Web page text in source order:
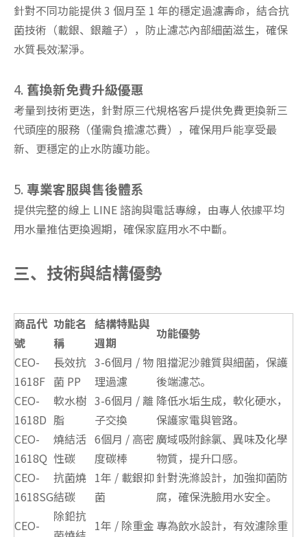
針對不同功能提供 3 個月至 1 年的穩定過濾壽命，結合抗
菌技術（載銀、銀離子），防止濾芯內部細菌滋生，確保
水質長效潔淨。
4. 舊換新免費升級優惠
考量到技術更迭，針對原三代規格客戶提供免費更換新三
代頭座的服務（僅需負擔濾芯費），確保用戶能享受最
新、更穩定的止水防護功能。
5. 專業客服與售後體系
提供完整的線上 LINE 諮詢與電話專線，由專人依據平均
用水量推估更換週期，確保家庭用水不中斷。
三、技術與結構優勢
商品代
號
功能名
稱
結構特點與
週期
功能優勢
CEO-
1618F
長效抗
菌 PP
3-6個月 / 物
理過濾
阻擋泥沙雜質與細菌，保護
後端濾芯。
CEO-
1618D
軟水樹
脂
3-6個月 / 離
子交換
降低水垢生成，軟化硬水，
保護家電與管路。
CEO-
1618Q
燒結活
性碳
6個月 / 高密
度碳棒
廣域吸附餘氯、異味及化學
物質，提升口感。
CEO-
1618SG
抗菌燒
結碳
1年 / 載銀抑
菌
針對洗滌設計，加強抑菌防
腐，確保洗臉用水安全。
CEO-
除鉛抗
1年 / 除重金 專為飲水設計，有效濾除重